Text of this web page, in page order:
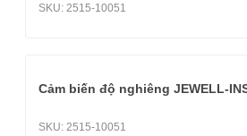
SKU: 2515-10051
Cảm biến độ nghiêng JEWELL-
SKU: 2515-10051